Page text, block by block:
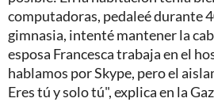
computadoras, pedaleé durante
gimnasia, intenté mantener la
esposa Francesca trabaja en el
hablamos por Skype, pero el
Eres tú y solo tú", explica en la